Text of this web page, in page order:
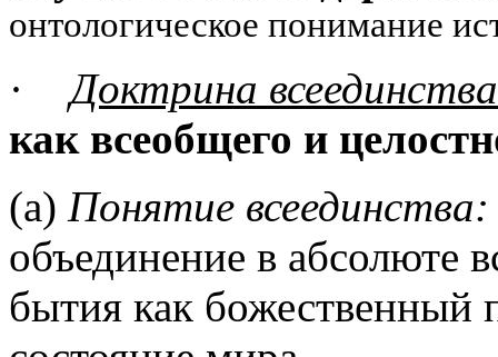
онтологическое понимание
·
Доктрина всеединства
как всеобщего и
(а) Понятие всеединства:
объединение в абсолюте
бытия как божественный